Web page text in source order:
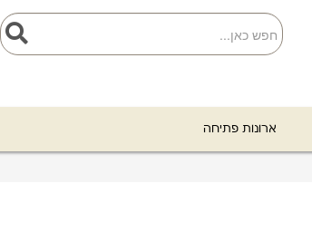
ארונות פתיחה